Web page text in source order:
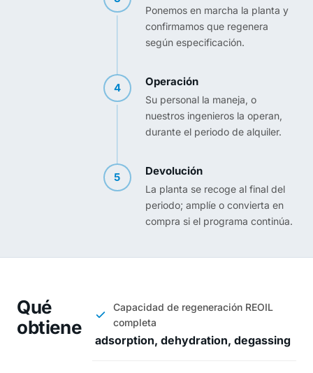
Ponemos en marcha la planta y
confirmamos que regenera
según especificación.
4 Operación
Su personal la maneja, o
nuestros ingenieros la operan,
durante el periodo de alquiler.
5 Devolución
La planta se recoge al final del
periodo; amplíe o convierta en
compra si el programa continúa.
Qué
obtiene
Capacidad de regeneración REOIL
completa
adsorption, dehydration, degassing